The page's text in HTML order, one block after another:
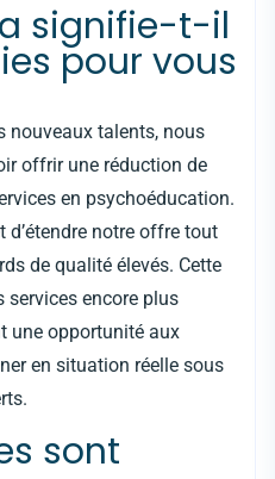
signifie-t-il
pour vous
nouveaux talents, nous
offrir une réduction de
en psychoéducation.
d’étendre notre offre tout
de qualité élevés. Cette
services encore plus
une opportunité aux
en situation réelle sous
sont